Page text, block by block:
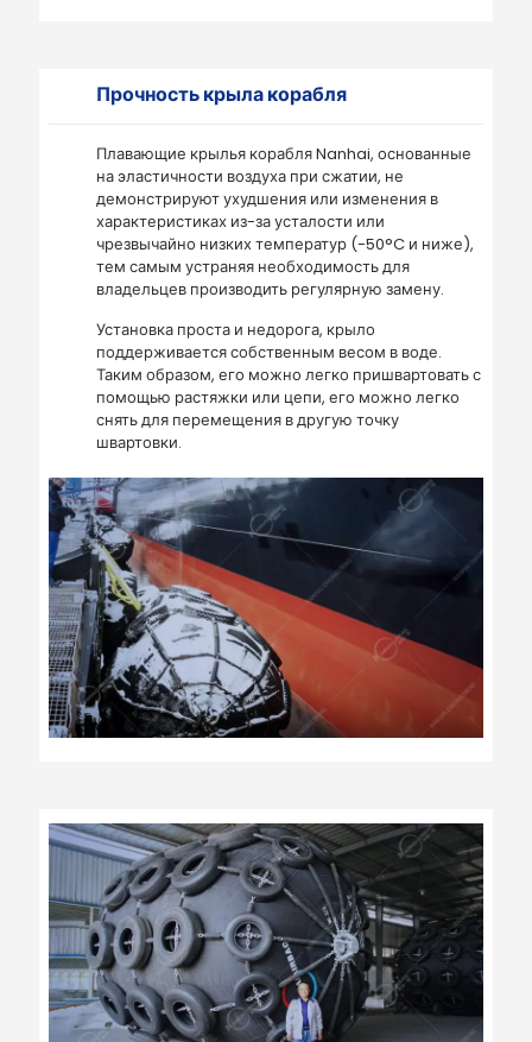
Прочность крыла корабля
Плавающие крылья корабля Nanhai, основанные
на эластичности воздуха при сжатии, не
демонстрируют ухудшения или изменения в
характеристиках из-за усталости или
чрезвычайно низких температур (-50°C и ниже),
тем самым устраняя необходимость для
владельцев производить регулярную замену.
Установка проста и недорога, крыло
поддерживается собственным весом в воде.
Таким образом, его можно легко пришвартовать с
помощью растяжки или цепи, его можно легко
снять для перемещения в другую точку
швартовки.